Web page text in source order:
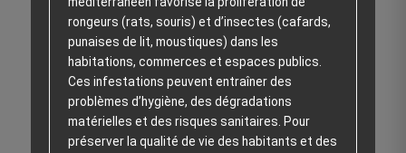
rongeurs (rats, souris) et d’insectes (cafards,
punaises de lit, moustiques) dans les
habitations, commerces et espaces publics.
Ces infestations peuvent entraîner des
problèmes d’hygiène, des dégradations
matérielles et des risques sanitaires. Pour
préserver la qualité de vie des habitants et des